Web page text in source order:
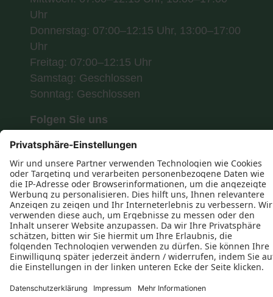
Uhr
Donnerstag: 07:00–12:15 Uhr, 13:00–17:00
Uhr
Freitag: 07:00–12:15 Uhr
Samstag: Geschlossen
Sonntag: Geschlossen
Folgen Sie uns
   